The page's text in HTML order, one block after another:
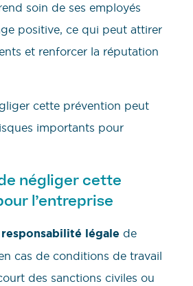
soin de ses employés
positive, ce qui peut attirer
et renforcer la réputation
cette prévention peut
importants pour
négliger cette
l’entreprise
responsabilité légale de
cas de conditions de travail
des sanctions civiles ou